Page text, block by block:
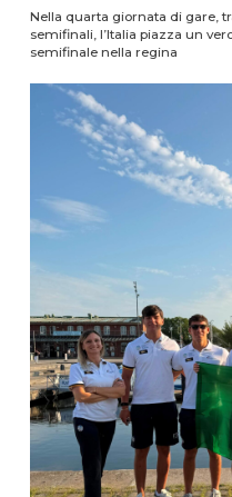
Nella quarta giornata di gare,
semifinali, l’Italia piazza un
semifinale nella regina